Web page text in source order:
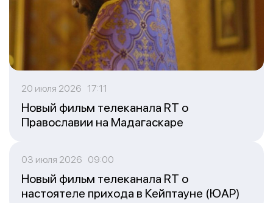
20 июля 2026 17:11
Новый фильм телеканала RT о
Православии на Мадагаскаре
03 июля 2026 09:00
Новый фильм телеканала RT о
настоятеле прихода в Кейптауне (ЮАР)